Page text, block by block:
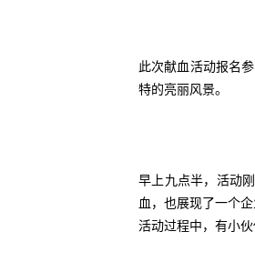
此次献血活动报名
特的亮丽风景。
早上九点半，活动
血，也展现了一个企
活动过程中，有小